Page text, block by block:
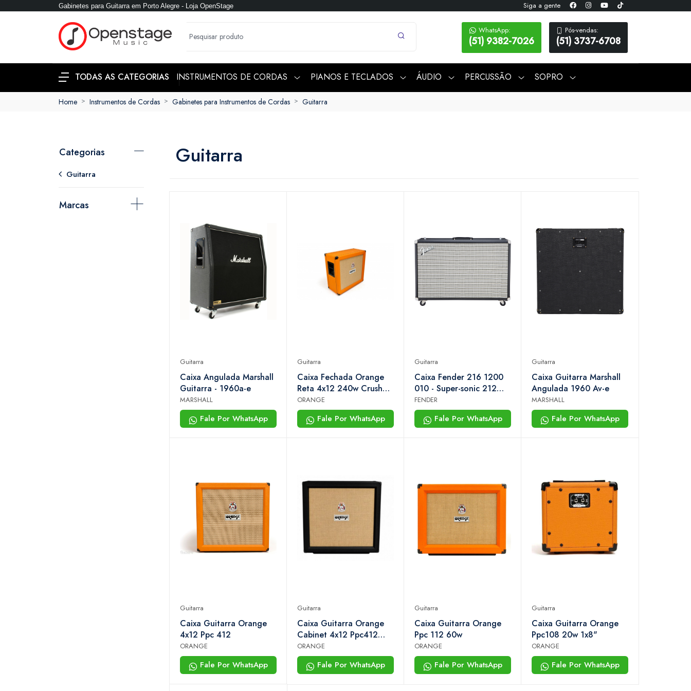
Gabinetes para Guitarra em Porto Alegre - Loja OpenStage Siga a gente
WhatsApp:
(51) 9382-7026
Pós-vendas:
(51) 3737-6708
TODAS AS CATEGORIAS INSTRUMENTOS DE CORDAS PIANOS E TECLADOS ÁUDIO PERCUSSÃO SOPRO
Home Instrumentos de Cordas Gabinetes para Instrumentos de Cordas Guitarra
Categorias
Guitarra
Marcas
Guitarra
Guitarra
Caixa Angulada Marshall
Guitarra - 1960a-e
MARSHALL
Fale Por WhatsApp
Guitarra
Caixa Fechada Orange
Reta 4x12 240w Crush
Pro
ORANGE
Fale Por WhatsApp
Guitarra
Caixa Fender 216 1200
010 - Super-sonic 212
Black
FENDER
Fale Por WhatsApp
Guitarra
Caixa Guitarra Marshall
Angulada 1960 Av-e
MARSHALL
Fale Por WhatsApp
Guitarra
Caixa Guitarra Orange
4x12 Ppc 412
ORANGE
Fale Por WhatsApp
Guitarra
Caixa Guitarra Orange
Cabinet 4x12 Ppc412
240w Black
ORANGE
Fale Por WhatsApp
Guitarra
Caixa Guitarra Orange
Ppc 112 60w
ORANGE
Fale Por WhatsApp
Guitarra
Caixa Guitarra Orange
Ppc108 20w 1x8"
ORANGE
Fale Por WhatsApp